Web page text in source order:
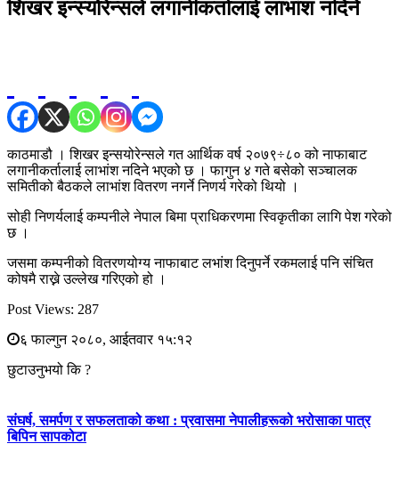
शिखर इन्स्योरेन्सले लगानीकर्तालाई लाभांश नदिने
काठमाडौ । शिखर इन्सयोरेन्सले गत आर्थिक वर्ष २०७९÷८० को नाफाबाट
लगानीकर्तालाई लाभांश नदिने भएको छ । फागुन ४ गते बसेको सञ्चालक
समितीको बैठकले लाभांश वितरण नगर्ने निणर्य गरेको थियो ।
सोही निणर्यलाई कम्पनीले नेपाल बिमा प्राधिकरणमा स्विकृतीका लागि पेश गरेको
छ ।
जसमा कम्पनीको वितरणयोग्य नाफाबाट लभांश दिनुपर्ने रकमलाई पनि संचित
कोषमै राख्ने उल्लेख गरिएको हो ।
Post Views: 287
६ फाल्गुन २०८०, आईतवार १५:१२
छुटाउनुभयो कि ?
संघर्ष, समर्पण र सफलताको कथा : प्रवासमा नेपालीहरूको भरोसाका पात्र
बिपिन सापकोटा